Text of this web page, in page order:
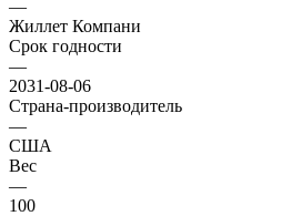
—
Жиллет Компани
Срок годности
—
2031-08-06
Страна-производитель
—
США
Вес
—
100